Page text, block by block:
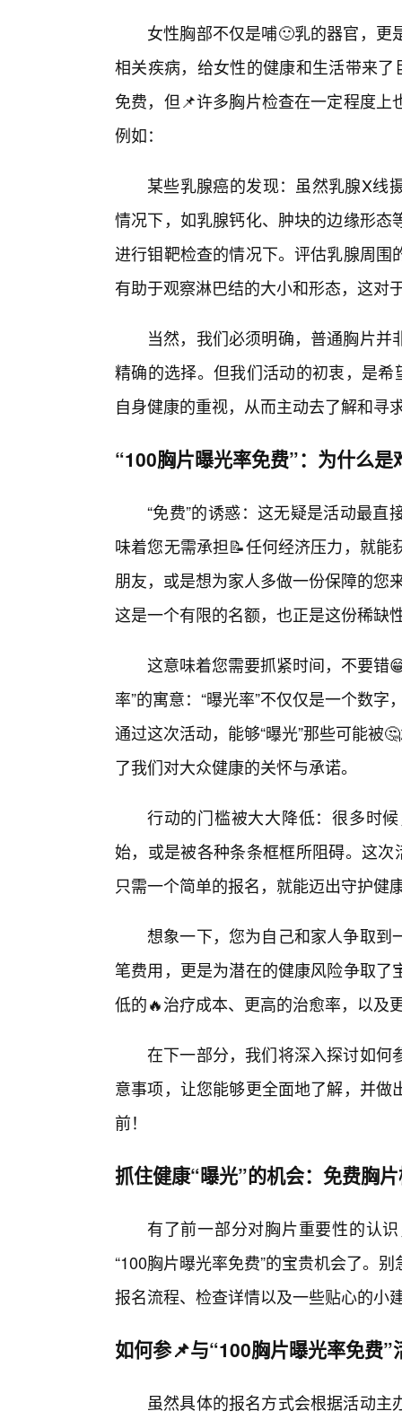
女性胸部不仅是哺🙂乳的器官，
相关疾病，给女性的健康和生活带来
免费，但📌许多胸片检查在一定程度
例如：
某些乳腺癌的发现：虽然乳腺X线
情况下，如乳腺钙化、肿块的边缘形
进行钼靶检查的情况下。评估乳腺周
有助于观察淋巴结的大小和形态，这对
当然，我们必须明确，普通胸片
精确的选择。但我们活动的初衷，是
自身健康的重视，从而主动去了解和寻
“100胸片曝光率免费”：为什么是
“免费”的诱惑：这无疑是活动最
味着您无需承担📝任何经济压力，就
朋友，或是想为家人多做一份保障的您
这是一个有限的名额，也正是这份稀缺
这意味着您需要抓紧时间，不要错
率”的寓意：“曝光率”不仅仅是一个数字
通过这次活动，能够“曝光”那些可能被
了我们对大众健康的关怀与承诺。
行动的门槛被大大降低：很多时
始，或是被各种条条框框所阻碍。这
只需一个简单的报名，就能迈出守护健
想象一下，您为自己和家人争取到
笔费用，更是为潜在的健康风险争取
低的🔥治疗成本、更高的治愈率，以及
在下一部分，我们将深入探讨如何
意事项，让您能够更全面地了解，并
前！
抓住健康“曝光”的机会：免费胸
有了前一部分对胸片重要性的认
“100胸片曝光率免费”的宝贵机会了。
报名流程、检查详情以及一些贴心的小
如何参📌与“100胸片曝光率免费”
虽然具体的报名方式会根据活动